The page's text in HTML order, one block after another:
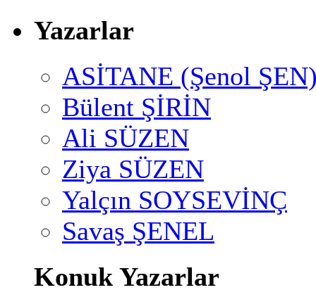
Yazarlar
ASİTANE (Şenol
Bülent ŞİRİN
Ali SÜZEN
Ziya SÜZEN
Yalçın SOYSEVİNÇ
Savaş ŞENEL
Konuk Yazarlar